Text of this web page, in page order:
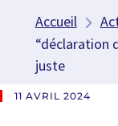
Accueil
“déclaration
juste
11 AVRIL 2024